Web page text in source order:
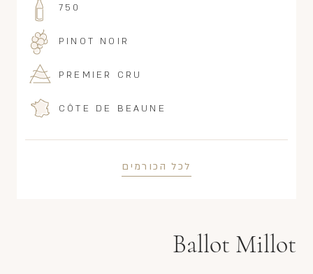
750
PINOT NOIR
PREMIER CRU
CÔTE DE BEAUNE
לכל הכורמים
Ballot Millot